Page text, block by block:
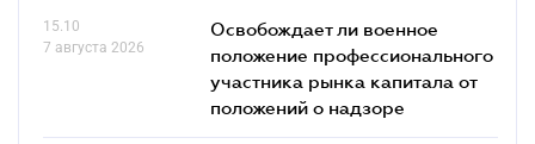
15.10
7 августа 2026
Освобождает ли военное
положение профессионального
участника рынка капитала от
положений о надзоре